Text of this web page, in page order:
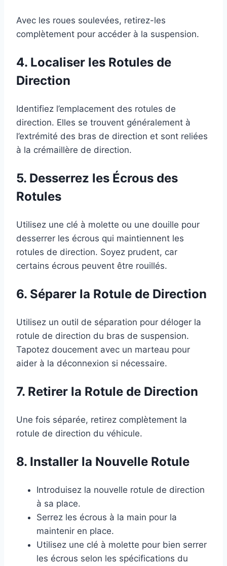
Avec les roues soulevées, retirez-les
complètement pour accéder à la suspension.
4. Localiser les Rotules de
Direction
Identifiez l’emplacement des rotules de
direction. Elles se trouvent généralement à
l’extrémité des bras de direction et sont reliées
à la crémaillère de direction.
5. Desserrez les Écrous des
Rotules
Utilisez une clé à molette ou une douille pour
desserrer les écrous qui maintiennent les
rotules de direction. Soyez prudent, car
certains écrous peuvent être rouillés.
6. Séparer la Rotule de Direction
Utilisez un outil de séparation pour déloger la
rotule de direction du bras de suspension.
Tapotez doucement avec un marteau pour
aider à la déconnexion si nécessaire.
7. Retirer la Rotule de Direction
Une fois séparée, retirez complètement la
rotule de direction du véhicule.
8. Installer la Nouvelle Rotule
Introduisez la nouvelle rotule de direction
à sa place.
Serrez les écrous à la main pour la
maintenir en place.
Utilisez une clé à molette pour bien serrer
les écrous selon les spécifications du